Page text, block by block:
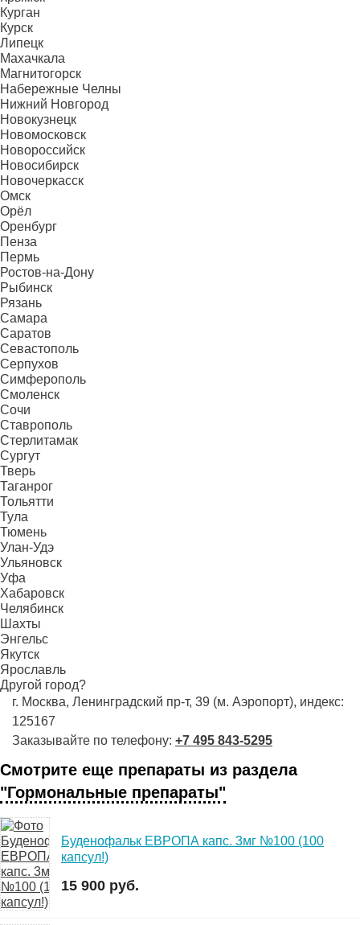
Курган
Курск
Липецк
Махачкала
Магнитогорск
Набережные Челны
Нижний Новгород
Новокузнецк
Новомосковск
Новороссийск
Новосибирск
Новочеркасск
Омск
Орёл
Оренбург
Пенза
Пермь
Ростов-на-Дону
Рыбинск
Рязань
Самара
Саратов
Севастополь
Серпухов
Симферополь
Смоленск
Сочи
Ставрополь
Стерлитамак
Сургут
Тверь
Таганрог
Тольятти
Тула
Тюмень
Улан-Удэ
Ульяновск
Уфа
Хабаровск
Челябинск
Шахты
Энгельс
Якутск
Ярославль
Другой город?
г. Москва, Ленинградский пр-т, 39 (м. Аэропорт), индекс:
125167
Заказывайте по телефону: +7 495 843-5295
Смотрите еще препараты из раздела
"Гормональные препараты"
Буденофальк ЕВРОПА капс. 3мг №100 (100
капсул!)
15 900 руб.